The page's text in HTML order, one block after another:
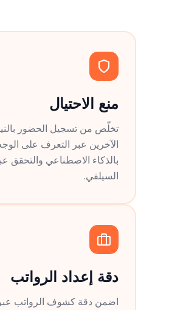
منع الاحتيال
تخلّص من تسجيل الحضور
الآخرين عبر التعرف على
بالذكاء الاصطناعي والتحقق
السيلفي.
دقة إعداد الرواتب
اضمن دقة كشوف الرواتب